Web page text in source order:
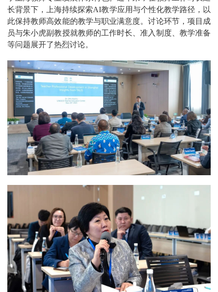
长背景下，上海持续探索AI教学应用与个性化教学路径，以
此保持教师高效能的教学与职业满意度。讨论环节，项目成
员与朱小虎副教授就教师的工作时长、准入制度、教学准备
等问题展开了热烈讨论。